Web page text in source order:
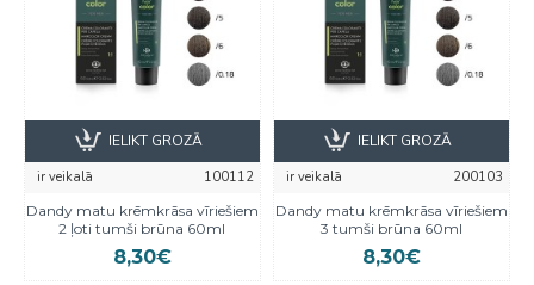
ir veikalā
100112
Dandy matu krēmkrāsa vīriešiem
2 ļoti tumši brūna 60ml
8,30€
IELIKT GROZĀ
ir veikalā
200103
Dandy matu krēmkrāsa vīriešiem
3 tumši brūna 60ml
8,30€
IELIKT GROZĀ